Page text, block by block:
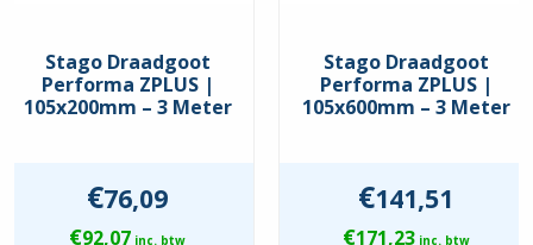
Stago Draadgoot
Performa ZPLUS |
105x200mm – 3 Meter
€76,09
€92,07 inc. btw
Stago Draadgoot
Performa ZPLUS |
105x600mm – 3 Meter
€141,51
€171,23inc. btw